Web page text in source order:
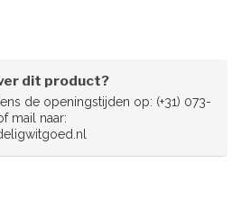
dit product?
de openingstijden op: (+31) 073-
mail naar: